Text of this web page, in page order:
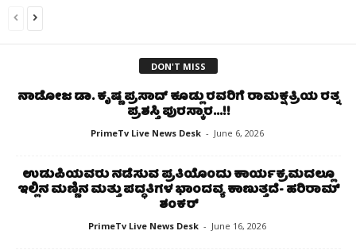
DON'T MISS
ನಾಡೋಜ ಡಾ. ಕೃಷ್ಣ ಪ್ರಸಾದ್ ಕೂಡ್ಲು ರವರಿಗೆ ರಾಮಕ್ಷತ್ರಿಯ ರತ್ನ
ಪ್ರಶಸ್ತಿ ಪುರಸ್ಕಾರ…!!
PrimeTv Live News Desk - June 6, 2026
ಉಡುಪಿಯವರು ನಡೆಸುವ ಪ್ರತಿಯೊಂದು ಕಾರ್ಯಕ್ರಮದಲ್ಲೂ
ಇಲ್ಲಿನ ಮಣ್ಣಿನ ಮತ್ತು ಪದ್ಧತಿಗಳ ಭಾಂದವ್ಯ ಕಾಣುತ್ತದೆ- ಹರಿರಾಮ್
ಶಂಕರ್
PrimeTv Live News Desk - June 16, 2026